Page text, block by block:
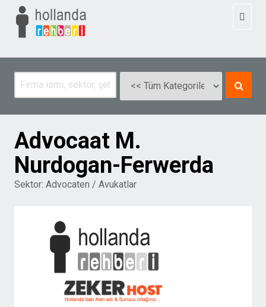
Advocaat M.
Nurdogan-Ferwerda
Sektor: Advocaten / Avukatlar